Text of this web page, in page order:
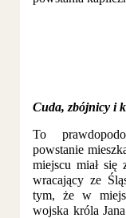
Cuda, zbójnicy i
To
powstanie
miejscu miał się
wracający ze
tym, że w
wojska króla